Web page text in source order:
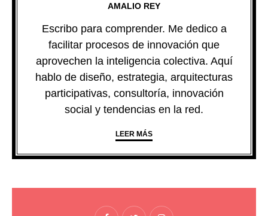
AMALIO REY
Escribo para comprender. Me dedico a
facilitar procesos de innovación que
aprovechen la inteligencia colectiva. Aquí
hablo de diseño, estrategia, arquitecturas
participativas, consultoría, innovación
social y tendencias en la red.
LEER MÁS